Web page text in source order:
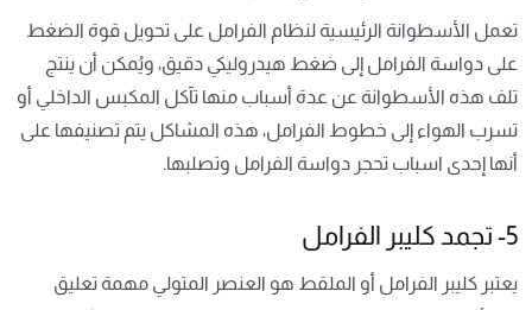
تعمل الأسطوانة الرئيسية لنظام الفرامل على تحويل قوة الضغط
على دواسة الفرامل إلى ضغط هيدروليكي دقيق، ويُمكن أن ينتج
تلف هذه الأسطوانة عن عدة أسباب منها تآكل المكبس الداخلي أو
تسرب الهواء إلى خطوط الفرامل، هذه المشاكل يتم تصنيفها على
أنها إحدى اسباب تحجر دواسة الفرامل وتصلبها.
5- تجمد كليبر الفرامل
يعتبر كليبر الفرامل أو الملقط هو العنصر المتولي مهمة تعليق